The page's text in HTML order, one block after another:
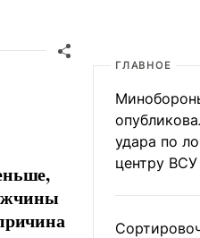
ГЛАВНОЕ
удара по
центру